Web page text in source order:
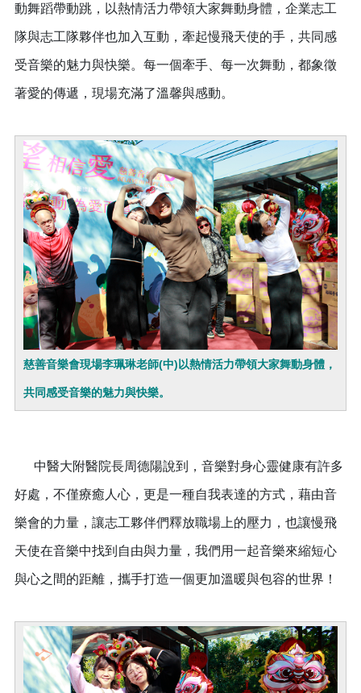
動舞蹈帶動跳，以熱情活力帶領大家舞動身體，企業志工
隊與志工隊夥伴也加入互動，牽起慢飛天使的手，共同感
受音樂的魅力與快樂。每一個牽手、每一次舞動，都象徵
著愛的傳遞，現場充滿了溫馨與感動。
慈善音樂會現場李珮琳老師(中)以熱情活力帶領大家舞動身體，
共同感受音樂的魅力與快樂。
中醫大附醫院長周德陽說到，音樂對身心靈健康有許多
好處，不僅療癒人心，更是一種自我表達的方式，藉由音
樂會的力量，讓志工夥伴們釋放職場上的壓力，也讓慢飛
天使在音樂中找到自由與力量，我們用一起音樂來縮短心
與心之間的距離，攜手打造一個更加溫暖與包容的世界！